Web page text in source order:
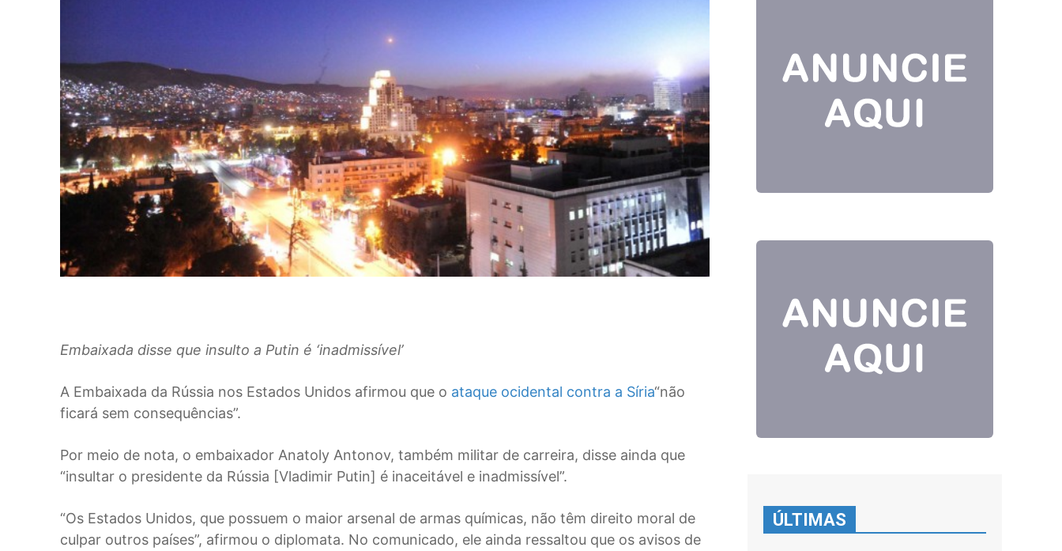
Embaixada disse que insulto a Putin é ‘inadmissível’
A Embaixada da Rússia nos Estados Unidos afirmou que o ataque ocidental contra a Síria“não
ficará sem consequências”.
Por meio de nota, o embaixador Anatoly Antonov, também militar de carreira, disse ainda que
“insultar o presidente da Rússia [Vladimir Putin] é inaceitável e inadmissível”.
“Os Estados Unidos, que possuem o maior arsenal de armas químicas, não têm direito moral de
culpar outros países”, afirmou o diplomata. No comunicado, ele ainda ressaltou que os avisos de
ÚLTIMAS